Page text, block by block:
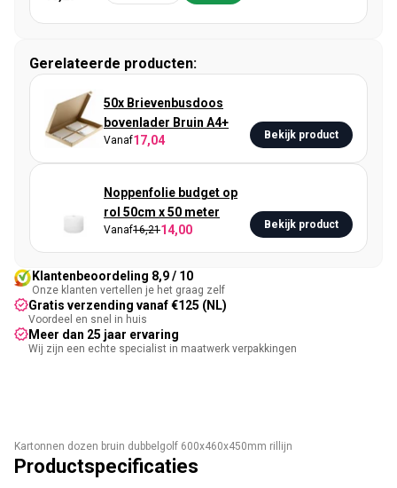
Gerelateerde producten:
50x Brievenbusdoos
bovenlader Bruin A4+
Vanaf17,04 Bekijk product
Noppenfolie budget op
rol 50cm x 50 meter
Vanaf16,2114,00 Bekijk product
Klantenbeoordeling 8,9 / 10
Onze klanten vertellen je het graag zelf
Gratis verzending vanaf €125 (NL)
Voordeel en snel in huis
Meer dan 25 jaar ervaring
Wij zijn een echte specialist in maatwerk verpakkingen
Kartonnen dozen bruin dubbelgolf 600x460x450mm rillijn
Productspecificaties